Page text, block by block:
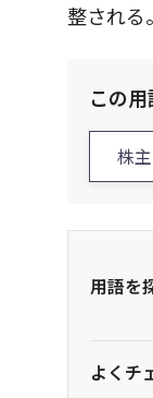
整される。
この
株
用語を
よくチ